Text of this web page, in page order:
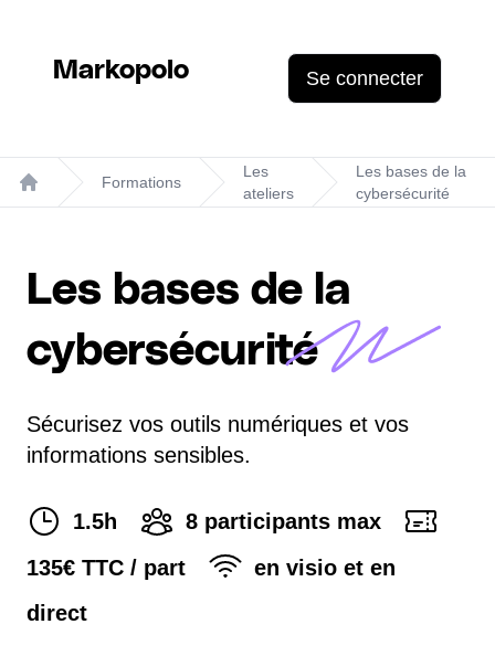
Markopolo Se connecter
Home
Formations
Les
ateliers
Les bases de la
cybersécurité
Les bases de la
cybersécurité
Sécurisez vos outils numériques et vos
informations sensibles.
1.5h 8 participants max
135€ TTC / part
en visio et en
direct